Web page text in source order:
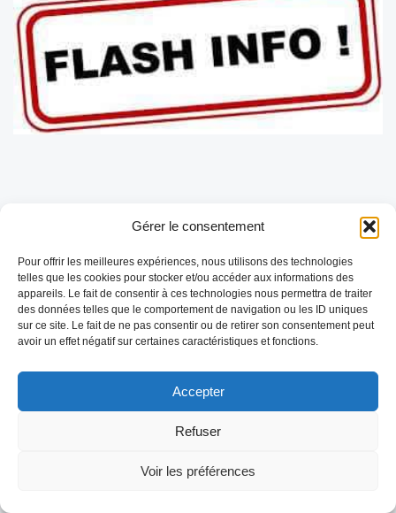
Gérer le consentement
Pour offrir les meilleures expériences, nous utilisons des technologies
telles que les cookies pour stocker et/ou accéder aux informations des
appareils. Le fait de consentir à ces technologies nous permettra de traiter
des données telles que le comportement de navigation ou les ID uniques
sur ce site. Le fait de ne pas consentir ou de retirer son consentement peut
avoir un effet négatif sur certaines caractéristiques et fonctions.
Accepter
Refuser
Voir les préférences
FLASH INFO – Forte épidémie de FCO-3
en Mayenne
La situation sanitaire évolue rapidement en Mayenne avec une
forte recrudescence des cas de Fièvre Catarrhale Ovine, sérotype
3 (FCO-3). Bilan de la semaine : 10 nouveaux cas […]
LIRE LA SUITE